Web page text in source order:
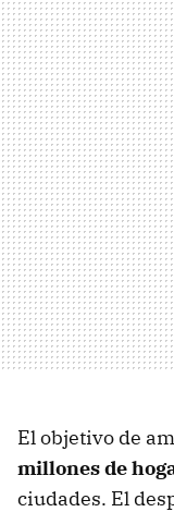
El objetivo de
millones de
ciudades. El